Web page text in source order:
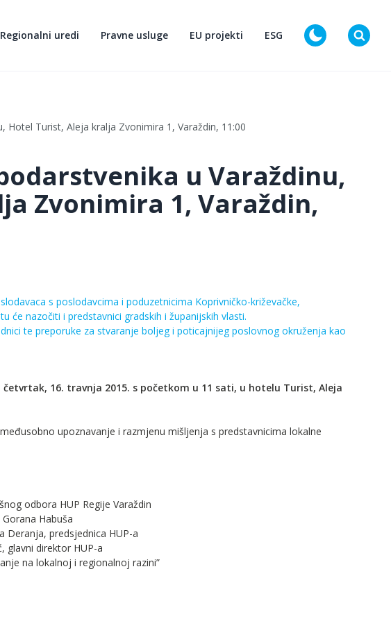
Regionalni uredi Pravne usluge EU projekti ESG D
Hotel Turist, Aleja kralja Zvonimira 1, Varaždin, 11:00
u Varaždinu,
Zvonimira 1, Varaždin,
s poslodavcima i poduzetnicima Koprivničko-križevačke,
će nazočiti i predstavnici gradskih i županijskih vlasti.
te preporuke za stvaranje boljeg i poticajnijeg poslovnog okruženja kao
četvrtak, 16. travnja 2015. s početkom u 11 sati, u hotelu Turist, Aleja
upoznavanje i razmjenu mišljenja s predstavnicima lokalne
odbora HUP Regije Varaždin
Habuša
Deranja, predsjednica HUP-a
glavni direktor HUP-a
na lokalnoj i regionalnoj razini”